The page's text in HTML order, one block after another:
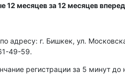
12 месяцев за 12 месяцев
адресу: г. Бишкек, ул.
49-59.
регистрации за 5 минут до